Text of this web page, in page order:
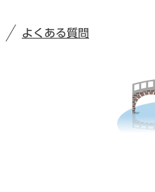
よくある質問